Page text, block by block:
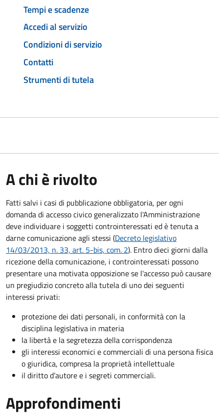
Tempi e scadenze
Accedi al servizio
Condizioni di servizio
Contatti
Strumenti di tutela
A chi è rivolto
Fatti salvi i casi di pubblicazione obbligatoria, per ogni
domanda di accesso civico generalizzato l'Amministrazione
deve individuare i soggetti controinteressati ed è tenuta a
darne comunicazione agli stessi (Decreto legislativo
14/03/2013, n. 33, art. 5-bis, com. 2). Entro dieci giorni dalla
ricezione della comunicazione, i controinteressati possono
presentare una motivata opposizione se l'accesso può causare
un pregiudizio concreto alla tutela di uno dei seguenti
interessi privati:
protezione dei dati personali, in conformità con la
disciplina legislativa in materia
la libertà e la segretezza della corrispondenza
gli interessi economici e commerciali di una persona fisica
o giuridica, compresa la proprietà intellettuale
il diritto d’autore e i segreti commerciali.
Approfondimenti